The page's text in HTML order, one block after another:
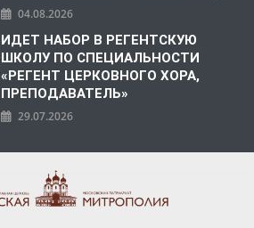
04.08.2026
ИДЕТ НАБОР В РЕГЕНТСКУЮ
ШКОЛУ ПО СПЕЦИАЛЬНОСТИ
«РЕГЕНТ ЦЕРКОВНОГО ХОРА,
ПРЕПОДАВАТЕЛЬ»
29.07.2026